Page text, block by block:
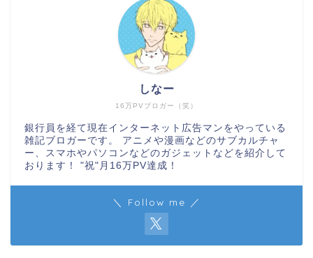
16万PVブロガー（笑）
しなー
銀行員を経て現在インターネット広告マンをやっている
雑記ブロガーです。 アニメや漫画などのサブカルチャ
ー、スマホやパソコンなどのガジェットなどを紹介して
おります！ "祝"月16万PV達成！
＼ Follow me ／